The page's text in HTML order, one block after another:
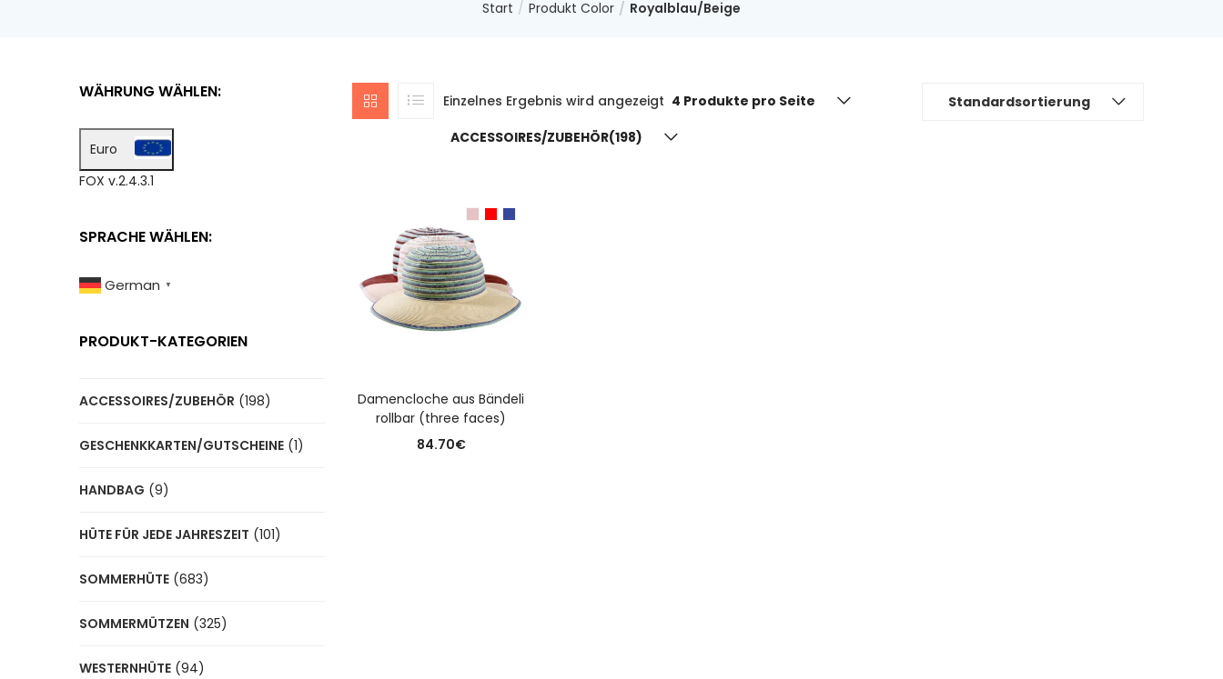
Start Produkt Color Royalblau/Beige
Einzelnes Ergebnis wird angezeigt Standardsortierung
4 Produkte pro Seite
ACCESSOIRES/ZUBEHÖR(198)
Damencloche aus Bändeli
rollbar (three faces)
84.70€
WÄHRUNG WÄHLEN:
Euro
FOX v.2.4.3.1
SPRACHE WÄHLEN:
German ▼
PRODUKT-KATEGORIEN
ACCESSOIRES/ZUBEHÖR (198)
GESCHENKKARTEN/GUTSCHEINE (1)
HANDBAG (9)
HÜTE FÜR JEDE JAHRESZEIT (101)
SOMMERHÜTE (683)
SOMMERMÜTZEN (325)
WESTERNHÜTE (94)